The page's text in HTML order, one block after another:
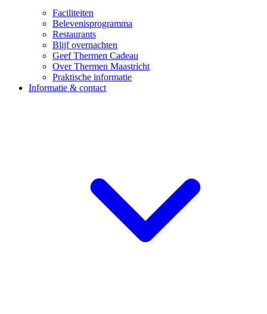
Faciliteiten
Belevenisprogramma
Restaurants
Blijf overnachten
Geef Thermen Cadeau
Over Thermen Maastricht
Praktische informatie
Informatie & contact